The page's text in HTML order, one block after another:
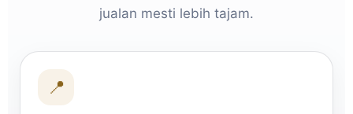
jualan mesti lebih tajam.
📍